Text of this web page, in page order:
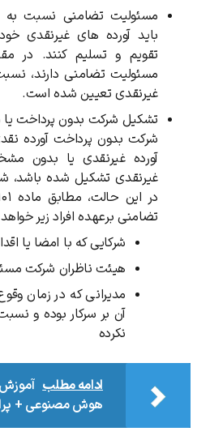
مسئولیت تضامنی نسبت به
باید آورده ‌های غیرنقدی
تقویم و تسلیم کنند. در
مسئولیت تضامنی دارند،
غیرنقدی تعیین شده است.
تشکیل شرکت بدون پرداخت
شرکت بدون پرداخت آورده
آورده غیرنقدی یا بدون
غیرنقدی تشکیل شده باشد،
تضامنی برعهده افراد زیر
شرکایی که با امضا یا
هیئت ناظران شرکت
مدیرانی که در زمان
آن بر سرکار بوده و
نکرده‌
ادامه مطلب
هوش مصنوعی +